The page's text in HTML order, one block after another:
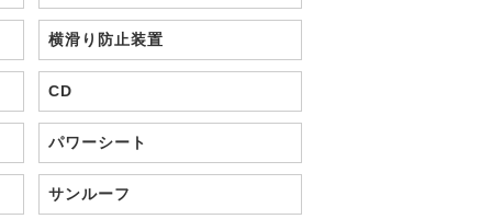
横滑り防止装置
CD
パワーシート
サンルーフ